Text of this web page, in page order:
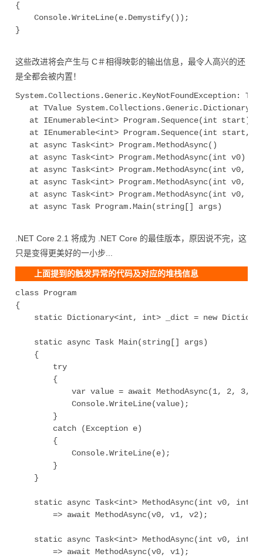
{
    Console.WriteLine(e.Demystify());
}
这些改进将会产生与 C＃相得映彰的输出信息，最令人高兴的还
是全都会被内置！
System.Collections.Generic.KeyNotFoundException:
at TValue
at IEnumerable<int> Program.Sequence(int
at IEnumerable<int> Program.Sequence(int start,
   at async Task<int> Program.MethodAsync()
   at async Task<int> Program.MethodAsync(int v0)
at async Task<int> Program.MethodAsync(int v0,
at async Task<int> Program.MethodAsync(int v0,
at async Task<int> Program.MethodAsync(int v0,
   at async Task Program.Main(string[] args)
.NET Core 2.1 将成为 .NET Core 的最佳版本，原因说不完，这
只是变得更美好的一小步...
上面提到的触发异常的代码及对应的堆栈信息
class Program
{
static Dictionary<int, int> _dict = new
    static async Task Main(string[] args)
    {
        try
        {
var value = await MethodAsync(1, 2, 3,
            Console.WriteLine(value);
        }
        catch (Exception e)
        {
            Console.WriteLine(e);
        }
    }
static async Task<int> MethodAsync(int v0, int
        => await MethodAsync(v0, v1, v2);
static async Task<int> MethodAsync(int v0, int
        => await MethodAsync(v0, v1);